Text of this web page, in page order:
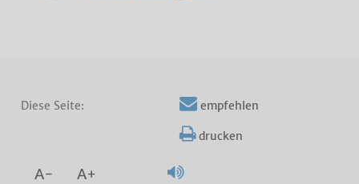
Diese Seite: empfehlen
drucken
A- A+